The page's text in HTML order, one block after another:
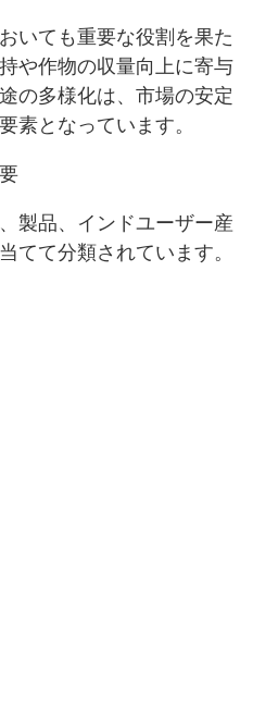
いても重要な役割を果た
や作物の収量向上に寄与
の多様化は、市場の安定
素となっています。
製品、インドユーザー産
てて分類されています。